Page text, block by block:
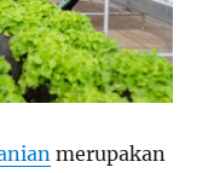
merupakan